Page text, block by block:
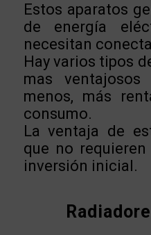
Estos aparatos
de energía
necesitan
Hay varios tipos
mas
menos, más
consumo.
La ventaja de
que no
inversión inicial.